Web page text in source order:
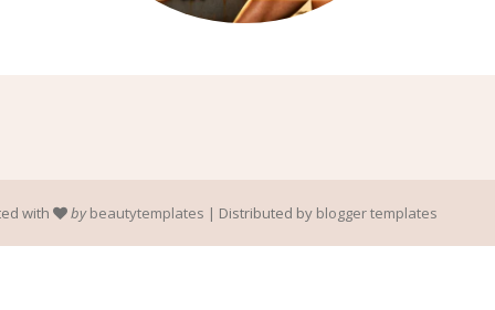
with by beautytemplates | Distributed by blogger templates